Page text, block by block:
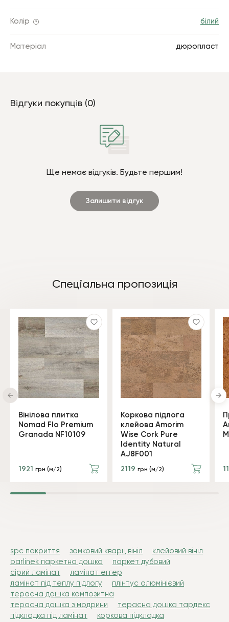
Колір білий
Матеріал дюропласт
Відгуки покупців (0)
Ще немає відгуків. Будьте першим!
Залишити відгук
Спеціальна пропозиція
Вінілова плитка
Nomad Flo Premium
Granada NF10109
1921 грн (м/2)
Коркова підлога
клейова Amorim
Wise Cork Pure
Identity Natural
AJ8F001
2119 грн (м/2)
spc покриття замковий кварц вініл
клейовий вініл
barlinek паркетна дошка
паркет дубовий
сірий ламінат
ламінат еггер
ламінат під теплу підлогу
плінтус алюмінієвий
терасна дошка композитна
терасна дошка з модрини
терасна дошка тардекс
підкладка під ламінат
коркова підкладка